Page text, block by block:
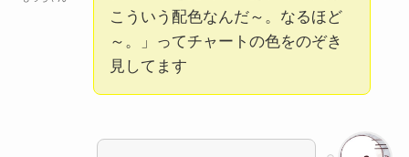
こういう配色なんだ～。なるほど
～。」ってチャートの色をのぞき
見してます